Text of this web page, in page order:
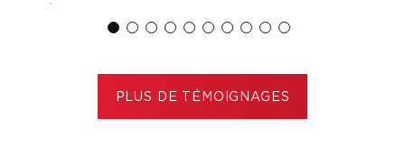
part.
PLUS DE TÉMOIGNAGES